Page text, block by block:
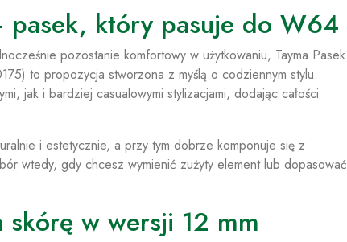
który pasuje do W64
pozostanie komfortowy w użytkowaniu, Tayma Pasek
to propozycja stworzona z myślą o codziennym stylu.
jak i bardziej casualowymi stylizacjami, dodając całości
i estetycznie, a przy tym dobrze komponuje się z
wtedy, gdy chcesz wymienić zużyty element lub dopasować
w wersji 12 mm